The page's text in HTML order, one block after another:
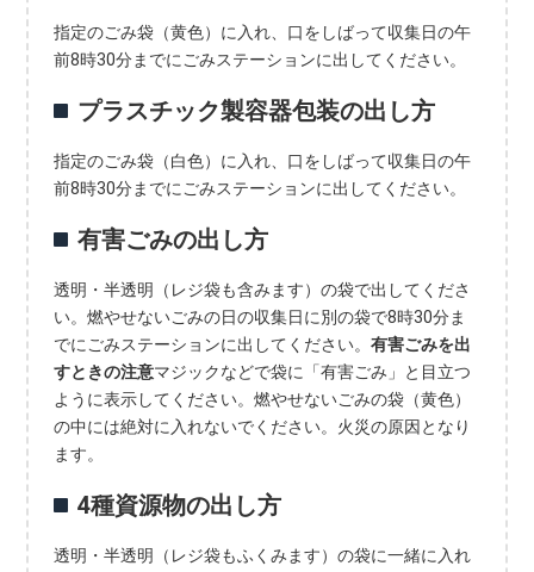
指定のごみ袋（黄色）に入れ、口をしばって収集日の午
前8時30分までにごみステーションに出してください。
プラスチック製容器包装の出し方
指定のごみ袋（白色）に入れ、口をしばって収集日の午
前8時30分までにごみステーションに出してください。
有害ごみの出し方
透明・半透明（レジ袋も含みます）の袋で出してくださ
い。燃やせないごみの日の収集日に別の袋で8時30分ま
でにごみステーションに出してください。有害ごみを出
すときの注意マジックなどで袋に「有害ごみ」と目立つ
ように表示してください。燃やせないごみの袋（黄色）
の中には絶対に入れないでください。火災の原因となり
ます。
4種資源物の出し方
透明・半透明（レジ袋もふくみます）の袋に一緒に入れ